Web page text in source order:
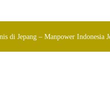
di Jepang – Manpower Indonesia